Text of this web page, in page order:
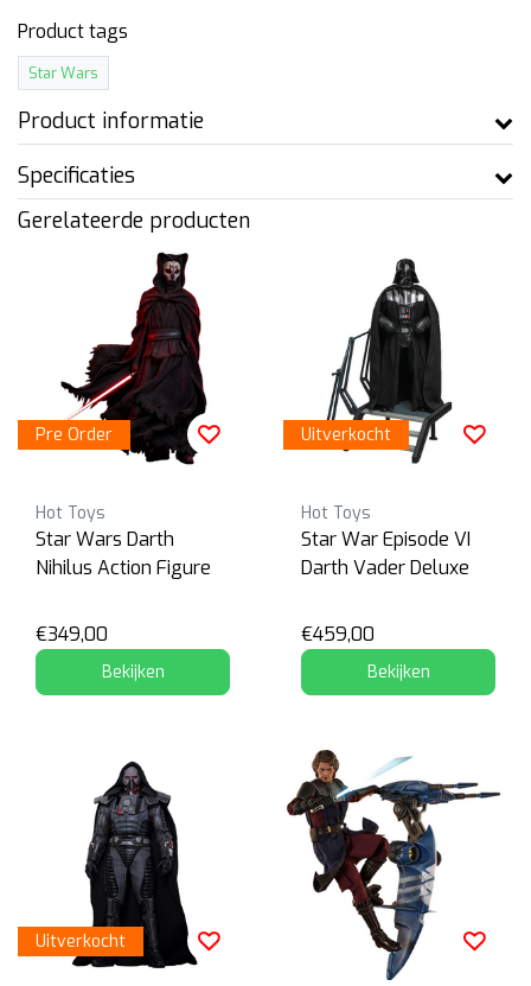
Product tags
Star Wars
Product informatie
Specificaties
Gerelateerde producten
Pre Order
Hot Toys
Star Wars Darth
Nihilus Action Figure
€349,00
Bekijken
Uitverkocht
Hot Toys
Star War Episode VI
Darth Vader Deluxe
€459,00
Bekijken
Uitverkocht